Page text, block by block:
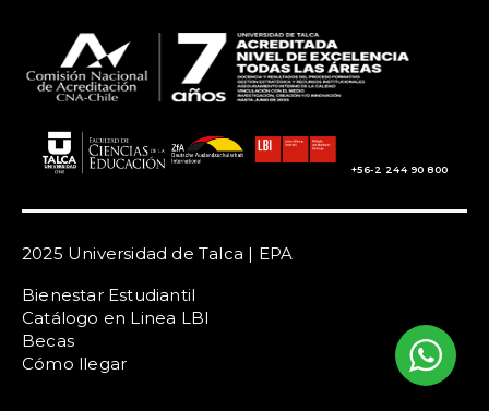
+56-2 244 90 800
2025 Universidad de Talca | EPA
Bienestar Estudiantil
Catálogo en Linea LBI
Becas
Cómo llegar